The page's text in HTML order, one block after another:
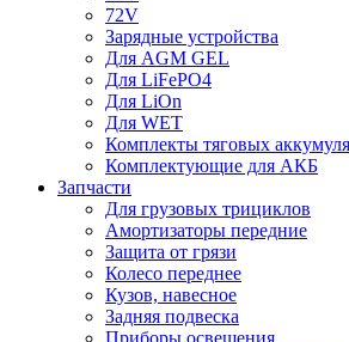
72V
Зарядные устройства
Для AGM GEL
Для LiFePO4
Для LiOn
Для WET
Комплекты тяговых
Комплектующие для АКБ
Запчасти
Для грузовых трициклов
Амортизаторы передние
Защита от грязи
Колесо переднее
Кузов, навесное
Задняя подвеска
Приборы освещения